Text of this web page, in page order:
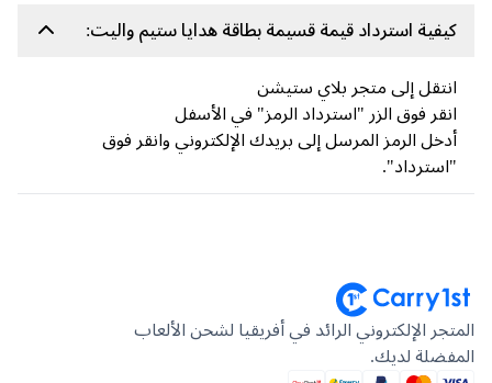
استرداد قيمة قسيمة بطاقة هدايا ستيم واليت:
إلى متجر بلاي ستيشن
فوق الزر "استرداد الرمز" في الأسفل
الرمز المرسل إلى بريدك الإلكتروني وانقر فوق
الإلكتروني الرائد في أفريقيا لشحن الألعاب
لديك.